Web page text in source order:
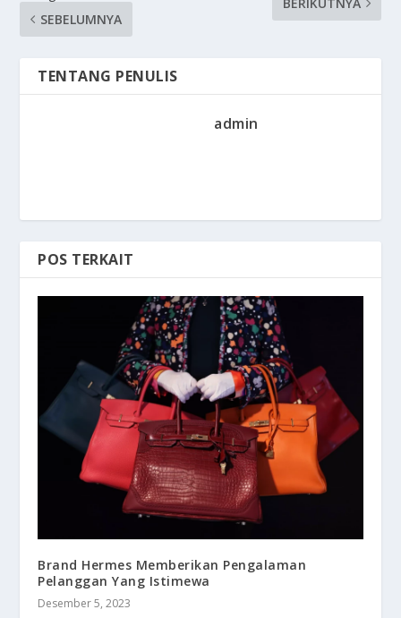
SEBELUMNYA
TENTANG PENULIS
admin
POS TERKAIT
Brand Hermes Memberikan Pengalaman
Pelanggan Yang Istimewa
Desember 5, 2023